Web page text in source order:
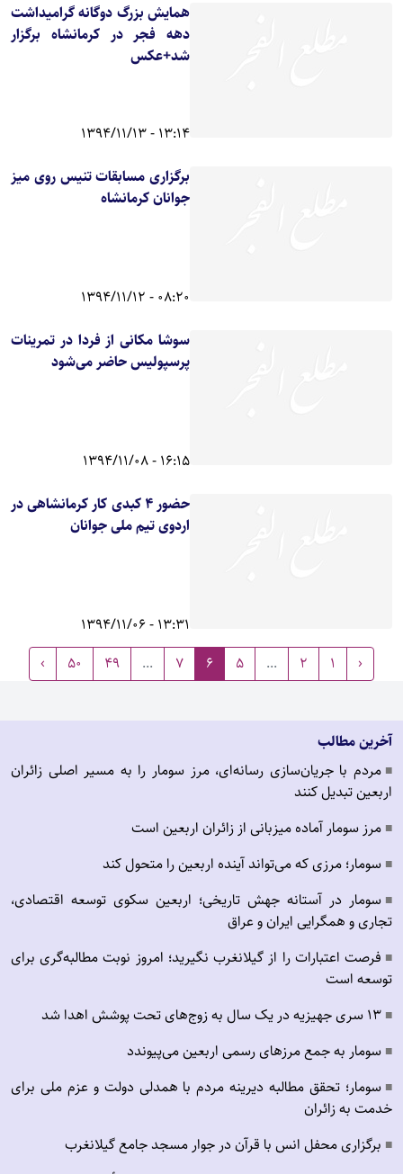
همایش بزرگ دوگانه گرامیداشت
دهه فجر در کرمانشاه برگزار
شد+عکس
13:14 - 1394/11/13
برگزاری مسابقات تنیس‌ روی میز
جوانان کرمانشاه
08:20 - 1394/11/12
سوشا مکانی از فردا در تمرینات
پرسپولیس حاضر می‌شود
16:15 - 1394/11/08
حضور ۴ کبدی‌ کار کرمانشاهی در
اردوی تیم ملی جوانان
13:31 - 1394/11/06
‹
1
2
...
5
6
7
...
49
50
›
آخرین مطالب
■ مردم با جریان‌سازی رسانه‌ای، مرز سومار را به مسیر اصلی زائران
اربعین تبدیل کنند
■ مرز سومار آماده میزبانی از زائران اربعین است
■ سومار؛ مرزی که می‌تواند آینده اربعین را متحول کند
■ سومار در آستانه جهش تاریخی؛ اربعین سکوی توسعه اقتصادی،
تجاری و همگرایی ایران و عراق
■ فرصت اعتبارات را از گیلانغرب نگیرید؛ امروز نوبت مطالبه‌گری برای
توسعه است
■ ۱۳ سری جهیزیه در یک سال به زوج‌های تحت پوشش اهدا شد
■ سومار به جمع مرزهای رسمی اربعین می‌پیوندد
■ سومار؛ تحقق مطالبه دیرینه مردم با همدلی دولت و عزم ملی برای
خدمت به زائران
■ برگزاری محفل انس با قرآن در جوار مسجد جامع گیلانغرب